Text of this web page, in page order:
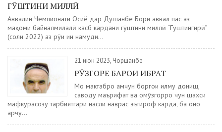
ГӮШТИНИ МИЛЛӢ
Аввалин Чемпионати Осиё дар Душанбе Бори аввал пас аз
мақоми байналмилалӣ касб кардани гӯштини миллӣ “Гӯштингирӣ”
(соли 2022) аз рӯи ин намуди...
21 июн 2023, Чоршанбе
РӮЗГОРЕ БАРОИ ИБРАТ
Мо мактабро ҳамчун боргоҳи илму дониш,
саводу маърифат ва омӯзгорро чун шахси
мафкурасозу тарбиятгари насли наврас эътироф карда, ба онҳо
арҷу...